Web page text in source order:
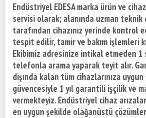
Endüstriyel EDESA marka ürün ve
servisi olarak; alanında uzman teknik
tarafından cihazınız yerinde kontrol
tespit edilir, tamir ve bakım işlemleri
Ekibimiz adresinize intikal etmeden 1
telefonla arama yaparak teyit alır.
dışında kalan tüm cihazlarınıza
güvencesiyle 1 yıl garantili işçilik ve
vermekteyiz. Endüstriyel cihaz
en uygun şekilde olağanüstü